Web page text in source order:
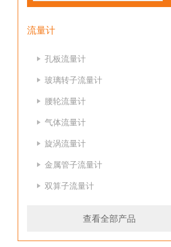
流量计
孔板流量计
玻璃转子流量计
腰轮流量计
气体流量计
旋涡流量计
金属管子流量计
双算子流量计
查看全部产品